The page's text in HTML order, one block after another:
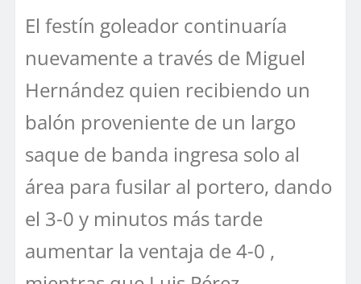
El festín goleador continuaría
nuevamente a través de Miguel
Hernández quien recibiendo un
balón proveniente de un largo
saque de banda ingresa solo al
área para fusilar al portero, dando
el 3-0 y minutos más tarde
aumentar la ventaja de 4-0 ,